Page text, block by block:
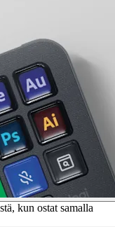
kun ostat samalla